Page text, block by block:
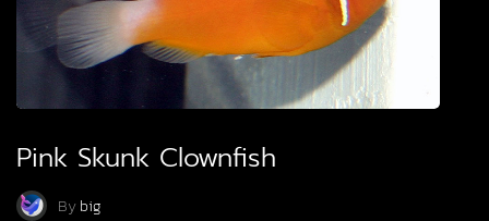
Pink Skunk Clownfish
Bybig